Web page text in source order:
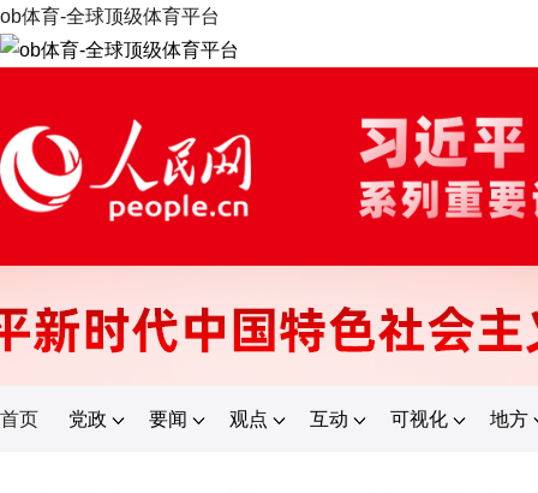
ob体育-全球顶级体育平台
首页 党政 要闻 观点 互动 可视化 地方